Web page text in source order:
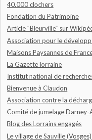
40.000 clochers
Fondation du Patrimoine
Article "Bleurville" sur
Association pour le
Maisons Paysannes de
La Gazette lorraine
Institut national de
Bienvenue à Claudon
Association contre la
Comité de jumelage
Blog des Lorrains engagés
Le village de Sauville (Vosges)